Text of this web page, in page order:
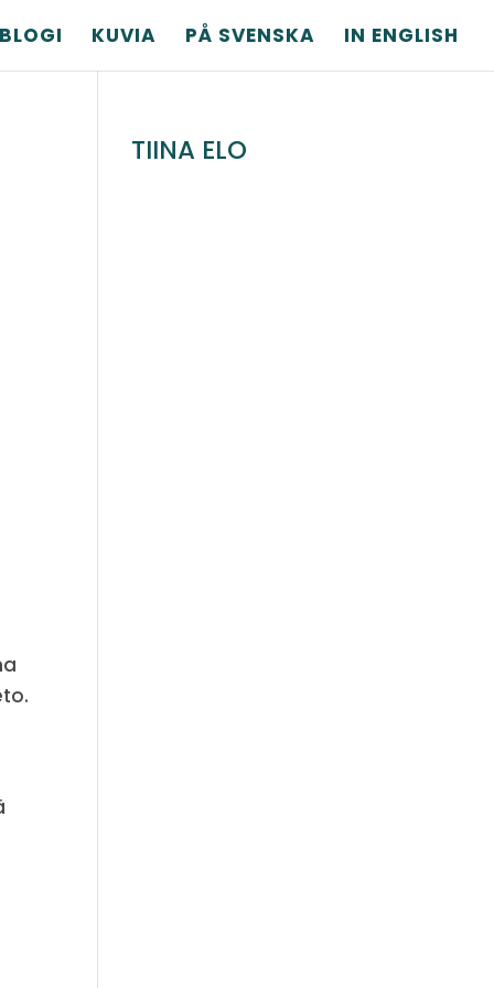
BLOGI KUVIA PÅ SVENSKA IN ENGLISH
TIINA ELO